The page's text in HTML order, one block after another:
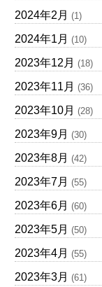
2024年2月 (1)
2024年1月 (10)
2023年12月 (18)
2023年11月 (36)
2023年10月 (28)
2023年9月 (30)
2023年8月 (42)
2023年7月 (55)
2023年6月 (60)
2023年5月 (50)
2023年4月 (55)
2023年3月 (61)